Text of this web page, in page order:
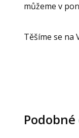
můžeme v
Těšíme se na